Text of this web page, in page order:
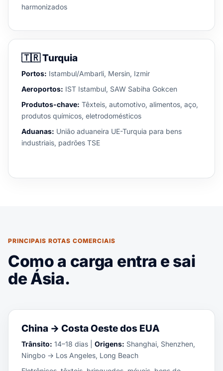
harmonizados
🇹🇷Turquia
Portos: Istambul/Ambarli, Mersin, Izmir
Aeroportos: IST Istambul, SAW Sabiha Gokcen
Produtos-chave: Têxteis, automotivo, alimentos, aço,
produtos químicos, eletrodomésticos
Aduanas: União aduaneira UE-Turquia para bens
industriais, padrões TSE
PRINCIPAIS ROTAS COMERCIAIS
Como a carga entra e sai
de Ásia.
China → Costa Oeste dos EUA
Trânsito: 14–18 dias | Origens: Shanghai, Shenzhen,
Ningbo → Los Angeles, Long Beach